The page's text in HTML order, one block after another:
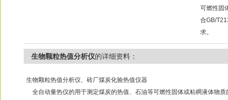
可燃性固
合GB/
求。
生物颗粒热值分析仪的详细资料：
生物颗粒热值分析仪、砖厂煤炭化验热值仪器
全自动量热仪的用于测定煤炭的热值、石油等可燃性固体或粘稠液体物质